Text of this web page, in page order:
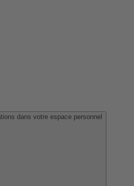
dans votre espace personnel